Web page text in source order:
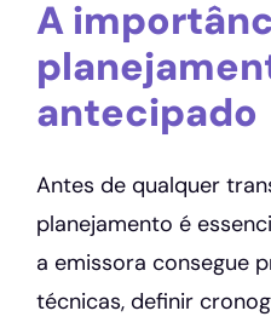
A
antecipado
Antes de qualquer
planejamento é
a emissora consegue
técnicas, definir